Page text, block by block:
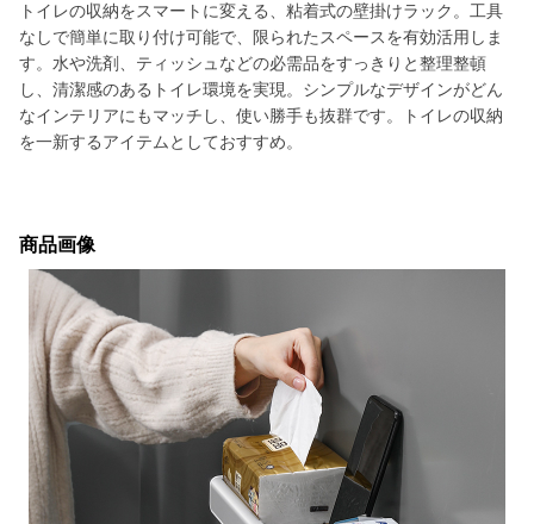
トイレの収納をスマートに変える、粘着式の壁掛けラック。工具
なしで簡単に取り付け可能で、限られたスペースを有効活用しま
す。水や洗剤、ティッシュなどの必需品をすっきりと整理整頓
し、清潔感のあるトイレ環境を実現。シンプルなデザインがどん
なインテリアにもマッチし、使い勝手も抜群です。トイレの収納
を一新するアイテムとしておすすめ。
商品画像